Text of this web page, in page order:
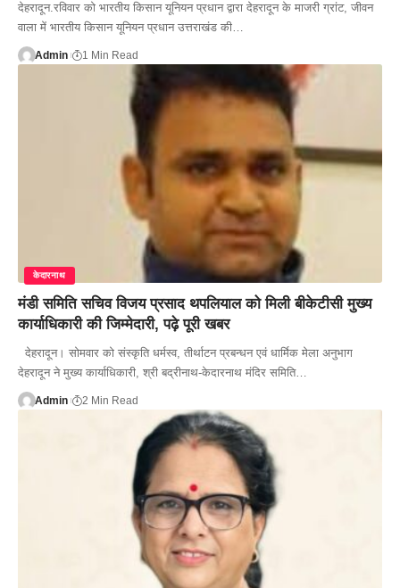
देहरादून.रविवार को भारतीय किसान यूनियन प्रधान द्वारा देहरादून के माजरी ग्रांट, जीवन
वाला में भारतीय किसान यूनियन प्रधान उत्तराखंड की…
Admin 1 Min Read
केदारनाथ
मंडी समिति सचिव विजय प्रसाद थपलियाल को मिली बीकेटीसी मुख्य
कार्याधिकारी की जिम्मेदारी, पढ़े पूरी खबर
देहरादून। सोमवार को संस्कृति धर्मस्व, तीर्थाटन प्रबन्धन एवं धार्मिक मेला अनुभाग
देहरादून ने मुख्य कार्याधिकारी, श्री बद्रीनाथ-केदारनाथ मंदिर समिति…
Admin 2 Min Read